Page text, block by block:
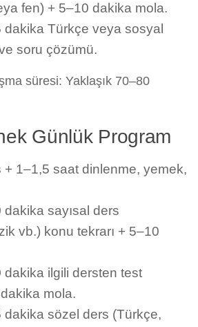
fen) + 5–10 dakika mola.
dakika Türkçe veya sosyal
soru çözümü.
süresi: Yaklaşık 70–80
Günlük Program
+ 1–1,5 saat dinlenme, yemek,
sayısal ders
vb.) konu tekrarı + 5–10
dakika ilgili dersten test
mola.
dakika sözel ders (Türkçe,